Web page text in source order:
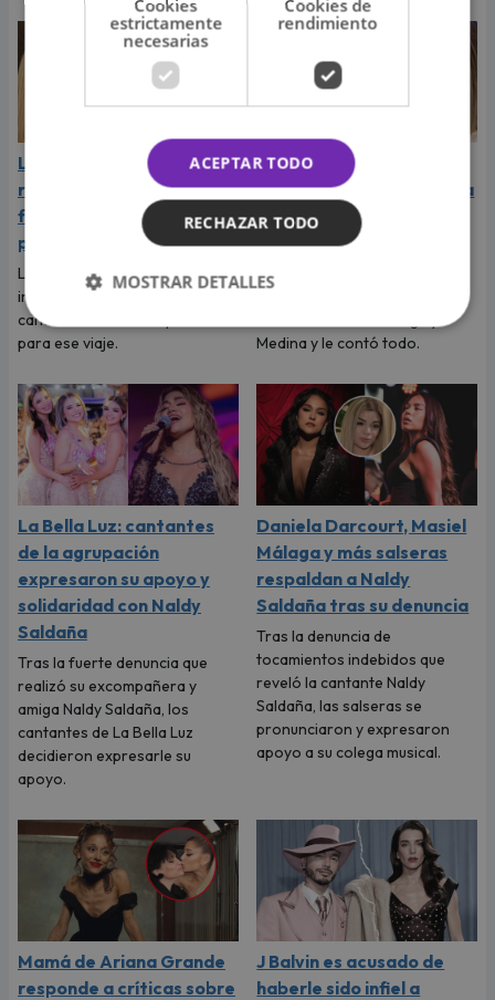
La Joaqui sorprende al
revelar la inesperada
forma en que Luck Ra
puso fin a su romance
La cantante reveló que llegó a
imaginar su boda, pero el
cantante tenía otros planes
para ese viaje.
Naldy Saldaña rompió en
llanto durante entrevista
con Magaly Medina y
exigió justicia
Tras denunciar al director
Medina y le contó todo.
La Bella Luz: cantantes
de la agrupación
expresaron su apoyo y
solidaridad con Naldy
Saldaña
Tras la fuerte denuncia que
realizó su excompañera y
amiga Naldy Saldaña, los
cantantes de La Bella Luz
decidieron expresarle su
apoyo.
Daniela Darcourt, Masiel
Málaga y más salseras
respaldan a Naldy
Saldaña tras su denuncia
Tras la denuncia de
tocamientos indebidos que
reveló la cantante Naldy
Saldaña, las salseras se
pronunciaron y expresaron
apoyo a su colega musical.
Mamá de Ariana Grande
responde a críticas sobre
J Balvin es acusado de
haberle sido infiel a
Cookies
estrictamente
necesarias
Cookies de
rendimiento
ACEPTAR TODO
RECHAZAR TODO
MOSTRAR DETALLES